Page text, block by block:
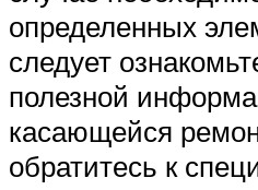
определенных
следует
полезной
касающейся
обратитесь к